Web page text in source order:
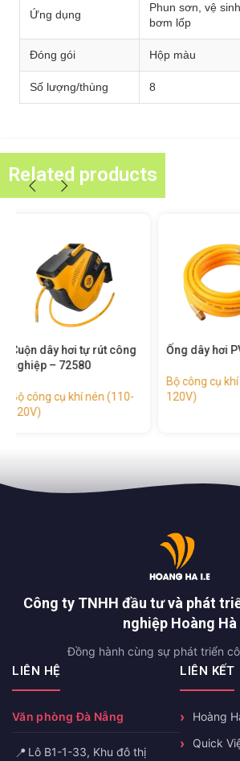
Ứng dụng
Phun sơn, vệ
bơm lốp
Đóng gói Hộp màu
Số lượng/thùng 8
Related products
Ống dây hơi PVC – 72560
120V)
Ống dây
Bộ công cụ
120V)
Công ty TNHH đầu tư và phát
nghiệp Hoàng Hà
Đồng hành cùng sự phát triển
LIÊN HỆ
Văn phòng Đà Nẵng
📍 Lô B1-1-33, Khu đô thị
LIÊN KẾT
Hoàng
Quick